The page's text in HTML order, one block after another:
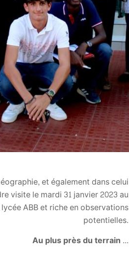
et également dans celui
visite le mardi 31 janvier 2023 au
ABB et riche en observations
potentielles.
Au plus près du terrain ...